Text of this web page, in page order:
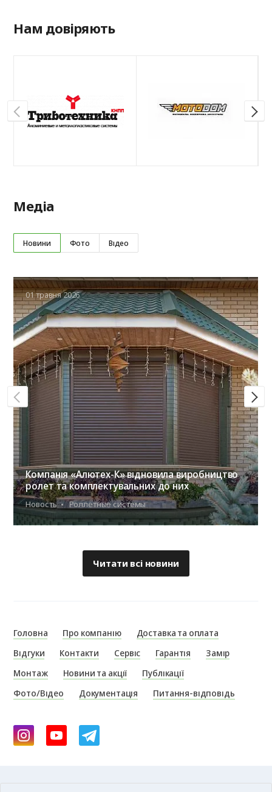
Нам довіряють
Медіа
Новини Фото Відео
01 травня 2026
Компанія «Алютех-К» відновила виробництво
ролет та комплектувальних до них
Новость Роллетные системы
Читати всі новини
Головна Про компанію
Доставка та оплата
Відгуки
Контакти Сервіс Гарантія
Замір
Монтаж
Новини та акції
Публікації
Фото/Відео
Документація Питання-відповідь